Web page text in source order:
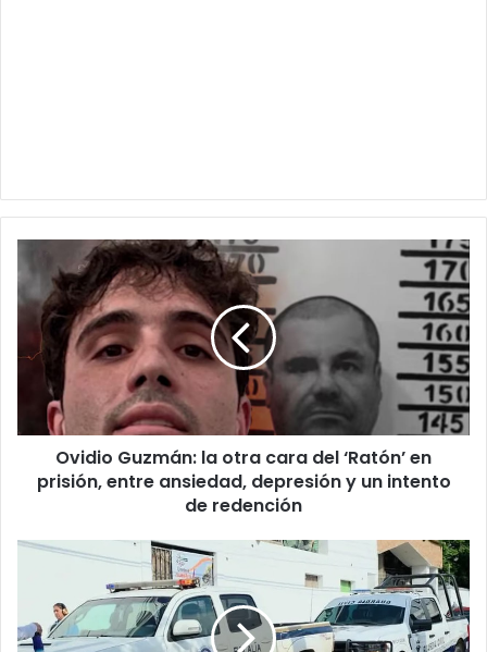
Guzmán:
la
otra
cara
del
‘Ratón’
prisión,
ansiedad,
un
redención
Ovidio Guzmán: la otra cara del ‘Ratón’ en
prisión, entre ansiedad, depresión y un intento
de redención
Hallan
dos
niños